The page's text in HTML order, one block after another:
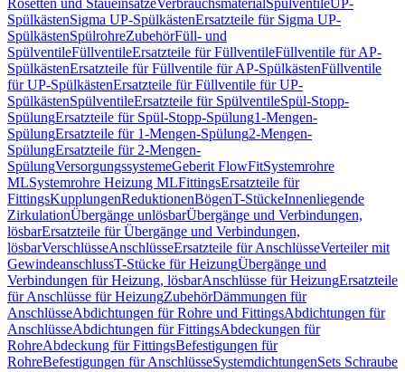
Rosetten und StaueinsätzeVerbrauchsmaterialSpülventileUP-
SpülkästenSigma UP-SpülkästenErsatzteile für Sigma UP-
SpülkästenSpülrohreZubehörFüll- und
SpülventileFüllventileErsatzteile für FüllventileFüllventile für AP-
SpülkästenErsatzteile für Füllventile für AP-SpülkästenFüllventile
für UP-SpülkästenErsatzteile für Füllventile für UP-
SpülkästenSpülventileErsatzteile für SpülventileSpül-Stopp-
SpülungErsatzteile für Spül-Stopp-Spülung1-Mengen-
SpülungErsatzteile für 1-Mengen-Spülung2-Mengen-
SpülungErsatzteile für 2-Mengen-
SpülungVersorgungssystemeGeberit FlowFitSystemrohre
MLSystemrohre Heizung MLFittingsErsatzteile für
FittingsKupplungenReduktionenBögenT-StückeInnenliegende
ZirkulationÜbergänge unlösbarÜbergänge und Verbindungen,
lösbarErsatzteile für Übergänge und Verbindungen,
lösbarVerschlüsseAnschlüsseErsatzteile für AnschlüsseVerteiler mit
GewindeanschlussT-Stücke für HeizungÜbergänge und
Verbindungen für Heizung, lösbarAnschlüsse für HeizungErsatzteile
für Anschlüsse für HeizungZubehörDämmungen für
AnschlüsseAbdichtungen für Rohre und FittingsAbdichtungen für
AnschlüsseAbdichtungen für FittingsAbdeckungen für
RohreAbdeckung für FittingsBefestigungen für
RohreBefestigungen für AnschlüsseSystemdichtungenSets Schraube